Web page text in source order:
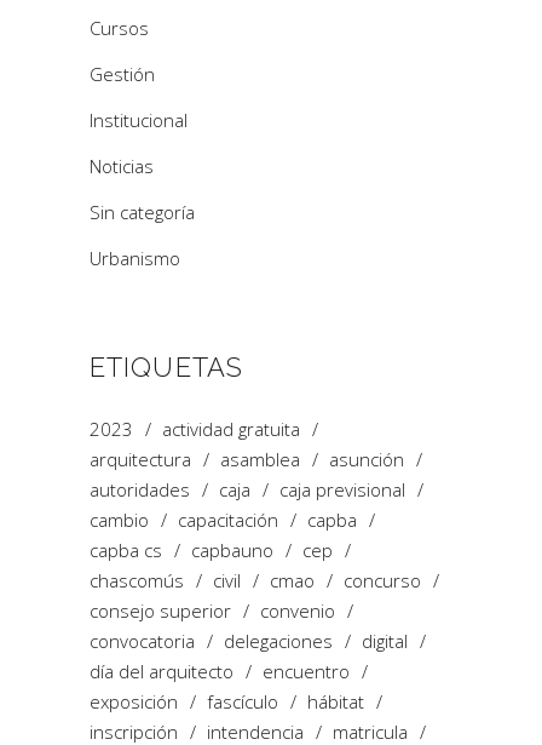
Cursos
Gestión
Institucional
Noticias
Sin categoría
Urbanismo
ETIQUETAS
2023
actividad gratuita
arquitectura
asamblea
asunción
autoridades
caja
caja previsional
cambio
capacitación
capba
capba cs
capbauno
cep
chascomús
civil cmao
concurso
consejo superior
convenio
convocatoria
delegaciones
digital
día del arquitecto
encuentro
exposición
fascículo
hábitat
inscripción
intendencia
matricula